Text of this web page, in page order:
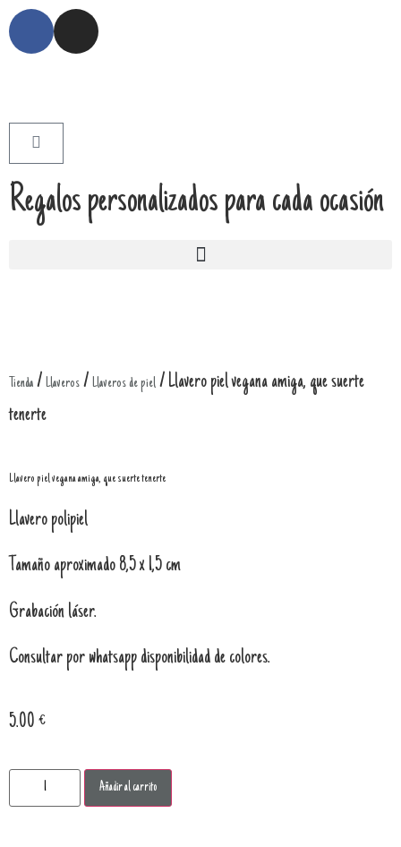
Regalos personalizados para cada ocasión
Tienda / Llaveros / Llaveros de piel / Llavero piel vegana amiga, que suerte
tenerte
Llavero piel vegana amiga, que suerte tenerte
Llavero polipiel
Tamaño aproximado 8,5 x 1,5 cm
Grabación láser.
Consultar por whatsapp disponibilidad de colores.
5.00 €
Añadir al carrito